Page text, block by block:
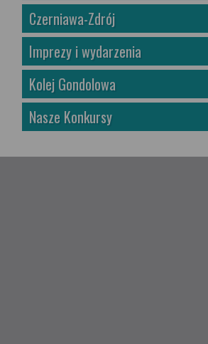
Czerniawa-Zdrój
Imprezy i wydarzenia
Kolej Gondolowa
Nasze Konkursy